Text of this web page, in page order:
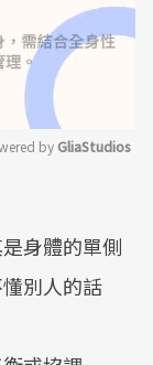
by GliaStudios
身體的單側
別人的話